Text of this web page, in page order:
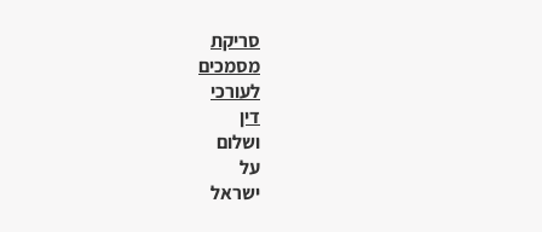
סריקת
מסמכים
לעורכי
דין
ושלום
על
ישראל